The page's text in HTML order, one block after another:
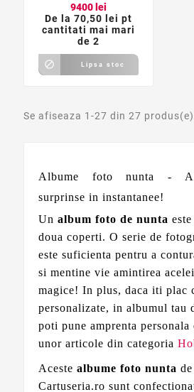
9400 lei
De la70,50 lei pt
cantitati mai mari
de 2
 Lipsa stoc
Se afiseaza 1-27 din 27 produs(e)
Albume foto nunta -
surprinse in instantanee!
Un album foto de nunta
doua coperti. O serie de
este suficienta pentru a
si mentine vie amintirea
magice! In plus, daca iti plac
personalizate, in albumul tau
poti pune amprenta
unor articole din categoria
Aceste albume foto nunta
Cartuseria.ro sunt